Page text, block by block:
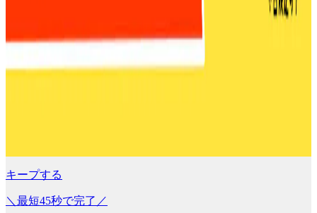
キープする
＼最短45秒で完了／